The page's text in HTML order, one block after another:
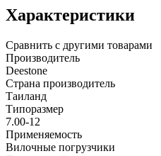
Характеристики
Сравнить с другими товарами
Производитель
Deestone
Страна производитель
Таиланд
Типоразмер
7.00-12
Применяемость
Вилочные погрузчики